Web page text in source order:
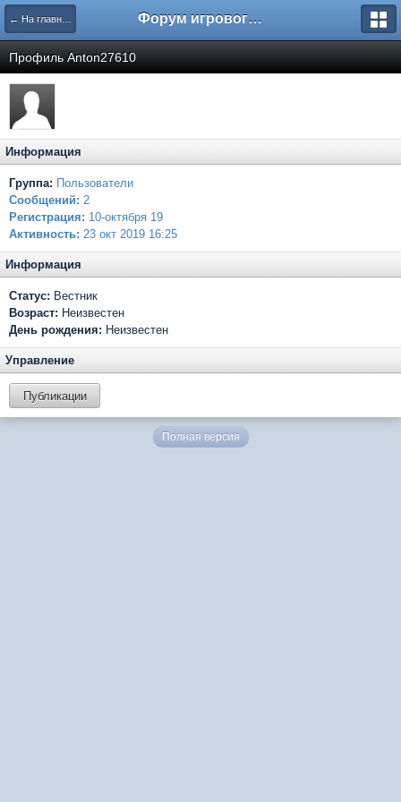
← На главную Форум игрового проекта Riverrise
Профиль Anton27610
Информация
Группа: Пользователи
Сообщений: 2
Регистрация: 10-октября 19
Активность: 23 окт 2019 16:25
Информация
Статус: Вестник
Возраст: Неизвестен
День рождения: Неизвестен
Управление
Публикации
Полная версия